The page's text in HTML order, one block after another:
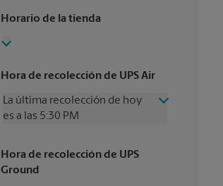
Horario de la tienda
Hora de recolección de UPS Air
La última recolección de hoy
es a las 5:30 PM
Jueves
5:30 PM
Viernes
Hora de recolección de UPS
Ground